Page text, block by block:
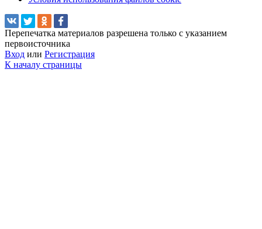
Перепечатка материалов разрешена только с указанием
первоисточника
Вход или Регистрация
К началу страницы